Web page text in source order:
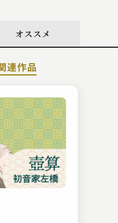
オススメ
連作品